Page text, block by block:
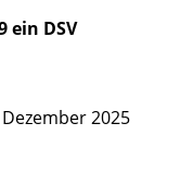
ein DSV
2025